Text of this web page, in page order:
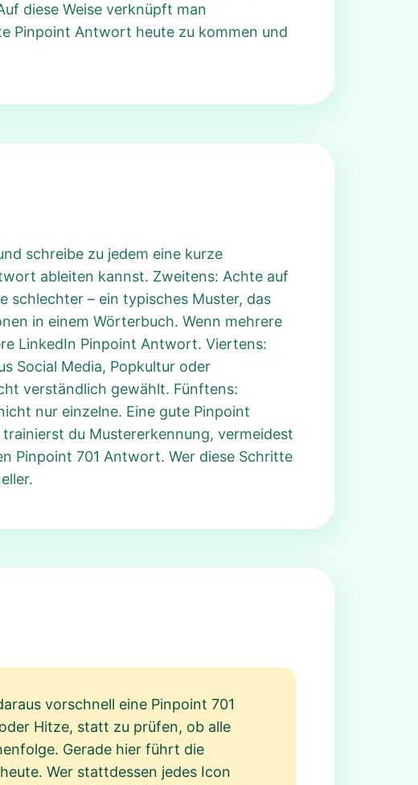
diese Weise verknüpft man
Pinpoint Antwort heute zu kommen und
schreibe zu jedem eine kurze
ableiten kannst. Zweitens: Achte auf
schlechter – ein typisches Muster, das
in einem Wörterbuch. Wenn mehrere
LinkedIn Pinpoint Antwort. Viertens:
Social Media, Popkultur oder
verständlich gewählt. Fünftens:
nur einzelne. Eine gute Pinpoint
du Mustererkennung, vermeidest
Pinpoint 701 Antwort. Wer diese Schritte
vorschnell eine Pinpoint 701
Hitze, statt zu prüfen, ob alle
Gerade hier führt die
Wer stattdessen jedes Icon